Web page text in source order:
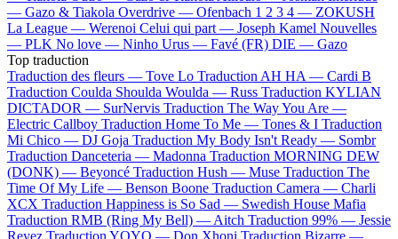
— Gazo & Tiakola Overdrive — Ofenbach 1 2 3 4 — ZOKUSH
La League — Werenoi Celui qui part — Joseph Kamel Nouvelles
— PLK No love — Ninho Urus — Favé (FR) DIE — Gazo
Top traduction
Traduction des fleurs — Tove Lo Traduction AH HA — Cardi B
Traduction Coulda Shoulda Woulda — Russ Traduction KYLIAN
DICTADOR — SurNervis Traduction The Way You Are —
Electric Callboy Traduction Home To Me — Tones & I Traduction
Mi Chico — DJ Goja Traduction My Body Isn't Ready — Sombr
Traduction Danceteria — Madonna Traduction MORNING DEW
(DONK) — Beyoncé Traduction Hush — Muse Traduction The
Time Of My Life — Benson Boone Traduction Camera — Charli
XCX Traduction Happiness is So Sad — Swedish House Mafia
Traduction RMB (Ring My Bell) — Aitch Traduction 99% — Jessie
Reyez Traduction YOYO — Don Xhoni Traduction Bizarre —